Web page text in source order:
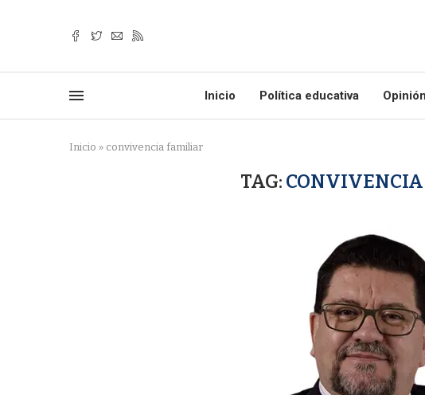
Inicio Política educativa Opinión
Inicio » convivencia familiar
TAG: